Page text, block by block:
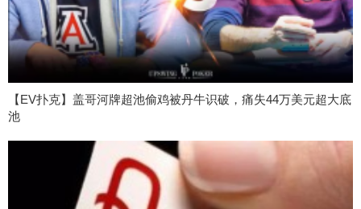
【EV扑克】盖哥河牌超池偷鸡被丹牛识破，痛失44万美元超大底
池